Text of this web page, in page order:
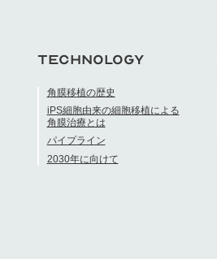
TECHNOLOGY
角膜移植の歴史
iPS細胞由来の細胞移植による
角膜治療とは
パイプライン
2030年に向けて